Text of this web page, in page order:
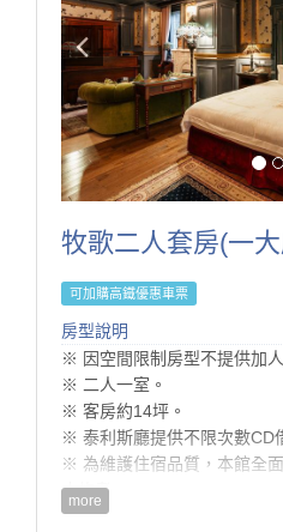
的體驗。
房型設施介紹
1. 依入住人數贈晨光早餐。
2. 依入住人數贈精緻晚餐。
3. 客房minibar使用。
4. 點心坊手作甜品。
牧歌二人套房(一
可加購高鐵優惠車票
房型說明
​※ 因空間限制房型不提供加人
※ 二人一室。
※ 客房約14坪。
※ 泰利斯廳提供不限次數CD
※ 為維護住宿品質，本館全
止炊煮。
※ 房內多精品擺設，惟考慮孩
more